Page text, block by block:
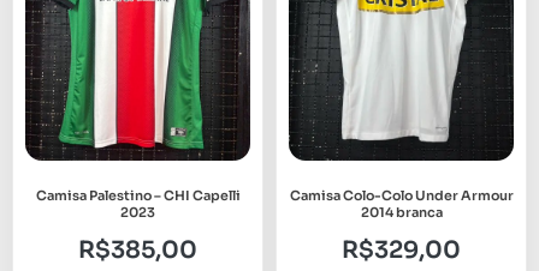
Camisa Palestino – CHI Capelli
2023
R$385,00
Camisa Colo-Colo Under Armour
2014 branca
R$329,00